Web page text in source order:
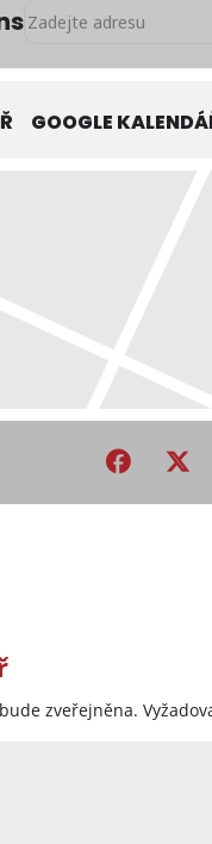
Address - Kunratická
GOOGLE
zveřejněna.